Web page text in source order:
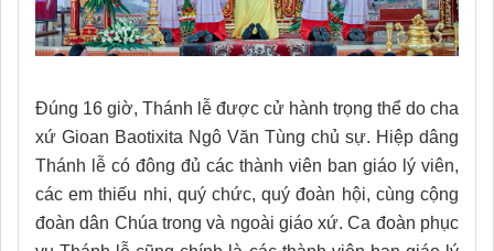
Đúng 16 giờ, Thánh lễ được cử hành trọng thể do cha
xứ Gioan Baotixita Ngô Văn Tùng chủ sự. Hiệp dâng
Thánh lễ có đông đủ các thành viên ban giáo lý viên,
các em thiếu nhi, quý chức, quý đoàn hội, cùng cộng
đoàn dân Chúa trong và ngoài giáo xứ. Ca đoàn phục